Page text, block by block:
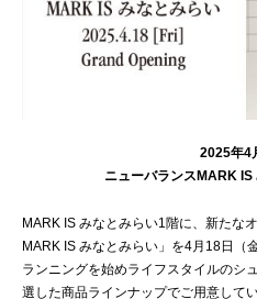
2025年4
ニューバランスMARK
MARK IS みなとみらい1階に、新たな
MARK IS みなとみらい」を4月18日（
ランニングを始めライフスタイルのシ
選した商品ラインナップでご用意してい